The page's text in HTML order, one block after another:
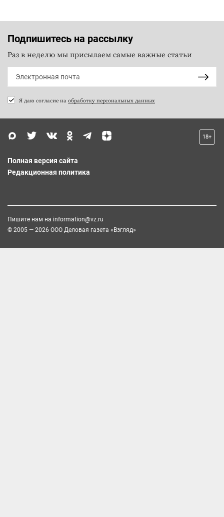
Подпишитесь на рассылку
Раз в неделю мы присылаем самые важные статьи
Я даю согласие на обработку персональных данных
18+
Полная версия сайта
Редакционная политика
Пишите нам на information@vz.ru
© 2005 — 2026 ООО Деловая газета «Взгляд»